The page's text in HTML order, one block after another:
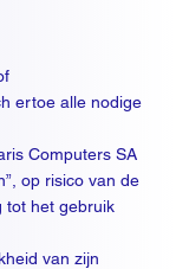
ertoe alle nodige
Computers SA
op risico van de
tot het gebruik
van zijn